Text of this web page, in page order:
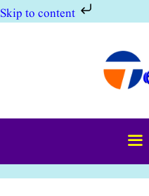
Skip to content